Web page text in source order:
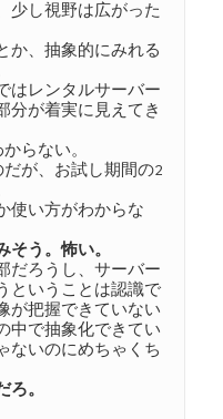
少し視野は広がった
か、抽象的にみれる
はレンタルサーバー
分が着実に見えてき
らない。
が、お試し期間の2
使い方がわからな
そう。怖い。
だろうし、サーバー
ということは認識で
が把握できていない
中で抽象化できてい
ないのにめちゃくち
ろ。